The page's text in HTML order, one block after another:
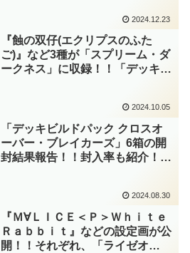
ね。そして、『サイバーポッド』
が制限に復帰！？【遊戯王
OCG】
2024.12.23
『蝕の双仔(エクリプスのふた
ご)』など3種が「スプリーム・ダ
ークネス」に収録！！「デッキビ
ＩＣＥ(マリス)」の戦術を見事に
強化してくれていますね！！【遊
戯王OCG】
2024.10.05
「デッキビルドパック クロスオ
ーバー・ブレイカーズ」6箱の開
封結果報告！！封入率も紹介！！
ていきたいですね！！【遊戯王
OCG】
2024.08.30
『Ｍ∀ＬＩＣＥ＜Ｐ＞Ｗｈｉｔｅ
Ｒａｂｂｉｔ』などの設定画が公
開！！それぞれ、「ライゼオ